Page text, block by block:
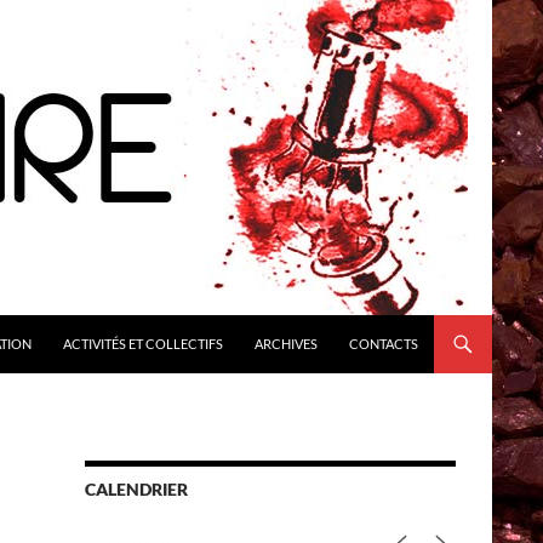
ACTIVITÉS ET COLLECTIFS ARCHIVES CONTACTS
CALENDRIER